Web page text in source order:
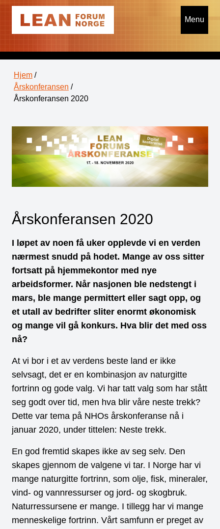
Menu
Hjem /
Årskonferansen /
Årskonferansen 2020
Årskonferansen 2020
I løpet av noen få uker opplevde vi en verden
nærmest snudd på hodet. Mange av oss sitter
fortsatt på hjemmekontor med nye
arbeidsformer. Når nasjonen ble nedstengt i
mars, ble mange permittert eller sagt opp, og
et utall av bedrifter sliter enormt økonomisk
og mange vil gå konkurs. Hva blir det med oss
nå?
At vi bor i et av verdens beste land er ikke
selvsagt, det er en kombinasjon av naturgitte
fortrinn og gode valg. Vi har tatt valg som har stått
seg godt over tid, men hva blir våre neste trekk?
Dette var tema på NHOs årskonferanse nå i
januar 2020, under tittelen: Neste trekk.
En god fremtid skapes ikke av seg selv. Den
skapes gjennom de valgene vi tar. I Norge har vi
mange naturgitte fortrinn, som olje, fisk, mineraler,
vind- og vannressurser og jord- og skogbruk.
Naturressursene er mange. I tillegg har vi mange
menneskelige fortrinn. Vårt samfunn er preget av